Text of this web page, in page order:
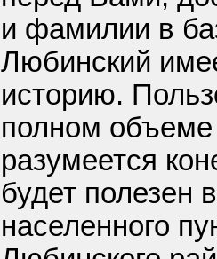
и фамилии в
Любинский
историю.
полном объеме
разумеется
будет полезен
населенного